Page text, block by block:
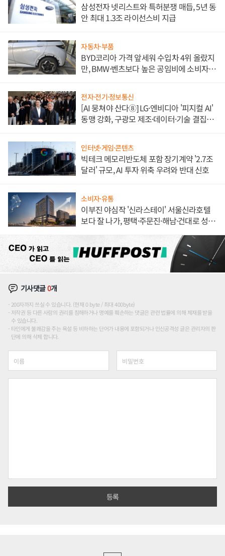
삼성전자 넷리스트와 특허분쟁 매듭, 5년 동
안 최대 1.3조 라이선스비 지급
자동차·부품
BYD코리아 가격 앞세워 수입차 4위 올랐지
만, BMW·벤츠보다 높은 공임비에 소비자
전자·전기·정보통신
[AI 뭉쳐야 산다⑧] LG·엔비디아 '피지컬 AI'
동맹 강화, 구광모 제조·데이터·기술 결집
인터넷·게임·콘텐츠
빅테크 메모리반도체 포함 장기계약 '2.7조
달러' 규모, AI 투자 위축 우려와 반대 신호
소비자·유통
이부진 야심작 '신라스테이' 서울신라호텔
보다 잘 나가, 평택·주문진·해남·건대로 성
기사댓글0개
200자까지 쓰실 수 있습니다. (현재 0 byte / 최대 400byte)
저작권 등 다른 사람의 권리를 침해하거나 명예를 훼손하는 댓글은 관련 법률에 의해 제재를 받을
수 있습니다.
타인에게 불쾌감을 주는 욕설 등 비하하는 단어가 내용에 포함되거나 인신공격성 글은 관리자의 판
단에 의해 삭제 합니다.